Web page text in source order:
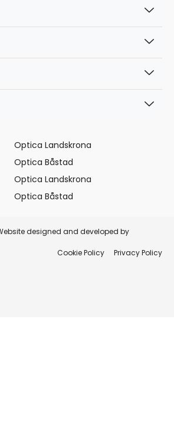
Optica Landskrona
Optica Båstad
Optica Landskrona
Optica Båstad
designed and developed by
Cookie Policy
Privacy Policy